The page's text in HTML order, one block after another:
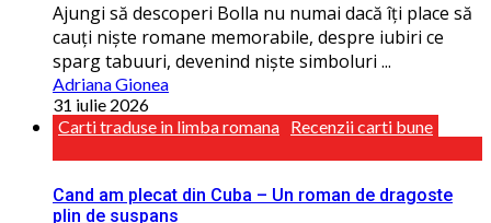
Ajungi să descoperi Bolla nu numai dacă îţi place să
cauţi niște romane memorabile, despre iubiri ce
sparg tabuuri, devenind niște simboluri ...
Adriana Gionea
31 iulie 2026
Carti traduse in limba romana Recenzii carti bune
Cand am plecat din Cuba – Un roman de dragoste
plin de suspans